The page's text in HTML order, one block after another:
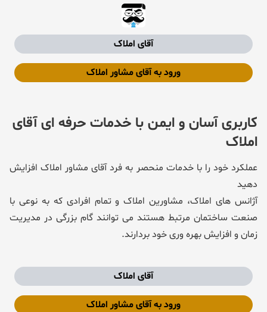
آقای املاک
ورود به آقای مشاور املاک
کاربری آسان و ایمن با خدمات حرفه ای آقای
املاک
عملکرد خود را با خدمات منحصر به فرد آقای مشاور املاک افزایش
دهید
آژانس های املاک، مشاورین املاک و تمام افرادی که به نوعی با
صنعت ساختمان مرتبط هستند می توانند گام بزرگی در مدیریت
زمان و افزایش بهره وری خود بردارند.
آقای املاک
ورود به آقای مشاور املاک